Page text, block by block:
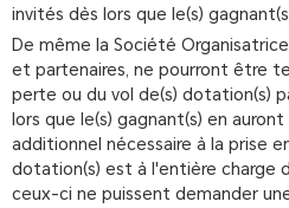
invités dès lors que le(s)
De même la Société
et partenaires, ne pourront être
perte ou du vol de(s) dotation(s)
lors que le(s) gagnant(s) en
additionnel nécessaire à la prise
dotation(s) est à l'entière charge
ceux-ci ne puissent demander